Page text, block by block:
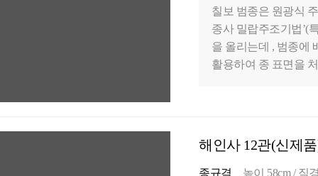
칠보 범종은 원광식
종사 밀랍주조기법’(
을 올리는데 , 범종에
활용하여 종 표면을
해인사 12관(신제
종규격
높이 58cm / 직